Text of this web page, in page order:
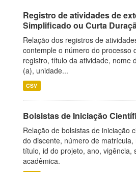
Registro de atividades de
Simplificado ou Curta
Relação dos registros de
contemple o número do processo
registro, título da atividade, nome
(a), unidade...
CSV
Bolsistas de Iniciação
Relação de bolsistas de iniciação
do discente, número de
título, id do projeto, ano, vigência,
acadêmica.